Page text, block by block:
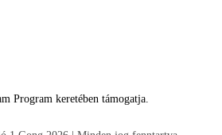
Program keretében támogatja.